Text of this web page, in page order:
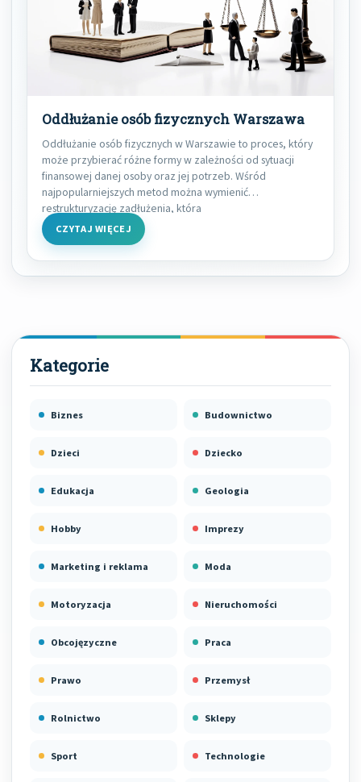
Oddłużanie osób fizycznych Warszawa
Oddłużanie osób fizycznych w Warszawie to proces, który
może przybierać różne formy w zależności od sytuacji
finansowej danej osoby oraz jej potrzeb. Wśród
najpopularniejszych metod można wymienić
restrukturyzację zadłużenia, która
CZYTAJ WIĘCEJ
Biznes Budownictwo
Dzieci Dziecko
Edukacja Geologia
Hobby Imprezy
Marketing i reklama Moda
Motoryzacja Nieruchomości
Obcojęzyczne Praca
Prawo Przemysł
Rolnictwo Sklepy
Sport Technologie